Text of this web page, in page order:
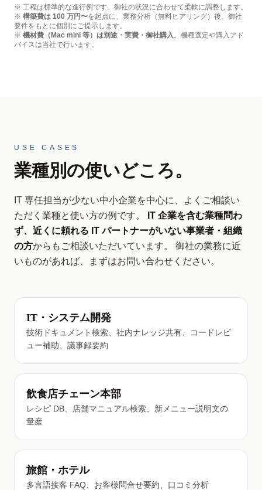
※ 工程は標準的な進行例です。御社の状況に合わせて柔軟に調整します。
※ 構築費は 100 万円〜を起点に、業務分析（無料ヒアリング）後、御社
要件をもとに個別にご提示します。
※ 機材費（Mac mini 等）は別途・実費・御社購入。機種選定や購入アド
バイスは当社で行います。
USE CASES
業種別の使いどころ。
IT 専任担当が少ない中小企業を中心に、よくご相談い
ただく業種と使い方の例です。
IT 企業を含む業種問わ
ず、近くに頼れる IT パートナーがいない事業者・組織
の方からもご相談いただいています。 御社の業務に近
いものがあれば、まずはお問い合わせください。
IT・システム開発
技術ドキュメント検索、社内ナレッジ共有、コードレビ
ュー補助、議事録要約
飲食店チェーン本部
レシピ DB、店舗マニュアル検索、新メニュー説明文の
量産
旅館・ホテル
多言語接客 FAQ、お客様問合せ要約、口コミ分析